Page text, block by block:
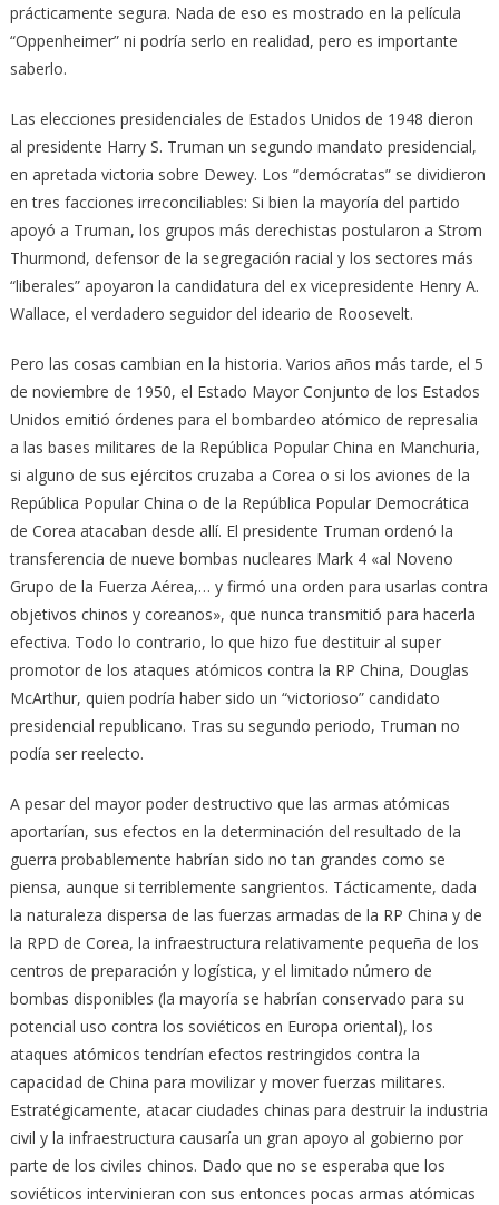
prácticamente segura. Nada de eso es mostrado en la película
“Oppenheimer” ni podría serlo en realidad, pero es importante
saberlo.
Las elecciones presidenciales de Estados Unidos de 1948 dieron
al presidente Harry S. Truman un segundo mandato presidencial,
en apretada victoria sobre Dewey. Los “demócratas” se dividieron
en tres facciones irreconciliables: Si bien la mayoría del partido
apoyó a Truman, los grupos más derechistas postularon a Strom
Thurmond, defensor de la segregación racial y los sectores más
“liberales” apoyaron la candidatura del ex vicepresidente Henry A.
Wallace, el verdadero seguidor del ideario de Roosevelt.
Pero las cosas cambian en la historia. Varios años más tarde, el 5
de noviembre de 1950, el Estado Mayor Conjunto de los Estados
Unidos emitió órdenes para el bombardeo atómico de represalia
a las bases militares de la República Popular China en Manchuria,
si alguno de sus ejércitos cruzaba a Corea o si los aviones de la
República Popular China o de la República Popular Democrática
de Corea atacaban desde allí. El presidente Truman ordenó la
transferencia de nueve bombas nucleares Mark 4 «al Noveno
Grupo de la Fuerza Aérea,… y firmó una orden para usarlas contra
objetivos chinos y coreanos», que nunca transmitió para hacerla
efectiva. Todo lo contrario, lo que hizo fue destituir al super
promotor de los ataques atómicos contra la RP China, Douglas
McArthur, quien podría haber sido un “victorioso” candidato
presidencial republicano. Tras su segundo periodo, Truman no
podía ser reelecto.
A pesar del mayor poder destructivo que las armas atómicas
aportarían, sus efectos en la determinación del resultado de la
guerra probablemente habrían sido no tan grandes como se
piensa, aunque si terriblemente sangrientos. Tácticamente, dada
la naturaleza dispersa de las fuerzas armadas de la RP China y de
la RPD de Corea, la infraestructura relativamente pequeña de los
centros de preparación y logística, y el limitado número de
bombas disponibles (la mayoría se habrían conservado para su
potencial uso contra los soviéticos en Europa oriental), los
ataques atómicos tendrían efectos restringidos contra la
capacidad de China para movilizar y mover fuerzas militares.
Estratégicamente, atacar ciudades chinas para destruir la industria
civil y la infraestructura causaría un gran apoyo al gobierno por
parte de los civiles chinos. Dado que no se esperaba que los
soviéticos intervinieran con sus entonces pocas armas atómicas